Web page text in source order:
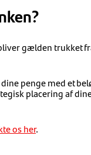
gælden trukket
penge med et
placering af
os her.